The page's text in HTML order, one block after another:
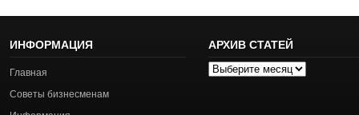
ИНФОРМАЦИЯ
Главная
Советы бизнесменам
АРХИВ СТАТЕЙ
Архив